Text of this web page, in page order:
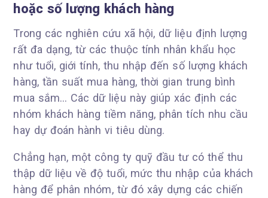
hoặc số lượng khách hàng
Trong các nghiên cứu xã hội, dữ liệu định lượng
rất đa dạng, từ các thuộc tính nhân khẩu học
như tuổi, giới tính, thu nhập đến số lượng khách
hàng, tần suất mua hàng, thời gian trung bình
mua sắm… Các dữ liệu này giúp xác định các
nhóm khách hàng tiềm năng, phân tích nhu cầu
hay dự đoán hành vi tiêu dùng.
Chẳng hạn, một công ty quỹ đầu tư có thể thu
thập dữ liệu về độ tuổi, mức thu nhập của khách
hàng để phân nhóm, từ đó xây dựng các chiến